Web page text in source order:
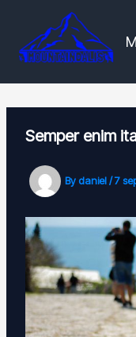
content
Semper enim
By daniel/7